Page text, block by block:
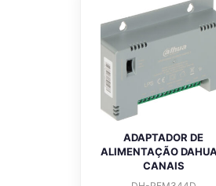
ADAPTADOR DE
ALIMENTAÇÃO
CANAIS